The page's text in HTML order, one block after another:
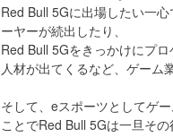
Red Bull 5Gに出場したい一
ーヤーが続出したり、
Red Bull 5Gをきっかけにプ
人材が出てくるなど、ゲーム
そして、eスポーツとしてゲ
ことでRed Bull 5Gは一旦そ